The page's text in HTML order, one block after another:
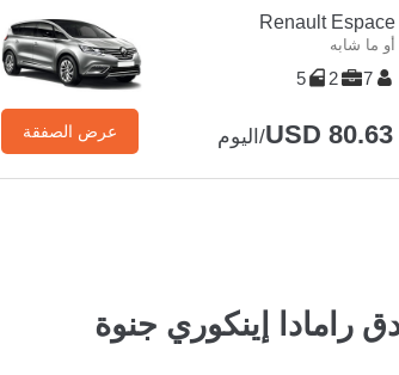
Renault Espace
أو ما شابه
7
2
5
USD 80.63/اليوم عرض الصفقة
رامادا إينكوري جنوة